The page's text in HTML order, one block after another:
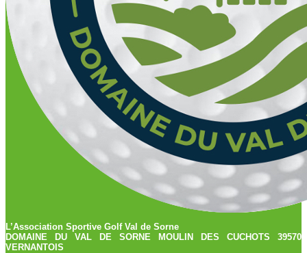
L’Association Sportive Golf Val de Sorne
DOMAINE DU VAL DE SORNE MOULIN DES CUCHOTS 39570
VERNANTOIS